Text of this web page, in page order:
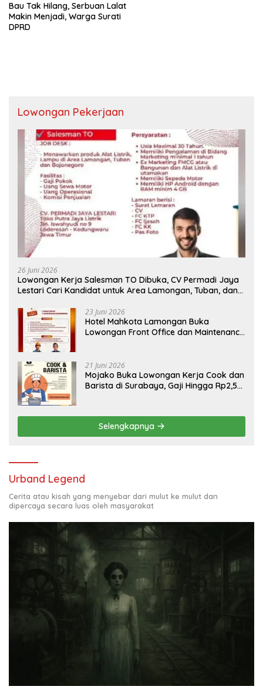
Bau Tak Hilang, Serbuan Lalat
Makin Menjadi, Warga Surati
DPRD
Lowongan Pekerjaan
26 Juni 2026
Lowongan Kerja Salesman TO Dibuka, CV Permadi Jaya
Lestari Cari Kandidat untuk Area Lamongan, Tuban, dan
23 Juni 2026
Hotel Mahkota Lamongan Buka
Lowongan Front Office dan Maintenance
21 Juni 2026
Mojako Buka Lowongan Kerja Cook dan
Barista di Surabaya, Gaji Hingga Rp2,5
Selengkapnya
Urband Legend
Cerita atau kisah yang menyebar dari mulut ke mulut dan
dipercaya secara luas oleh masyarakat